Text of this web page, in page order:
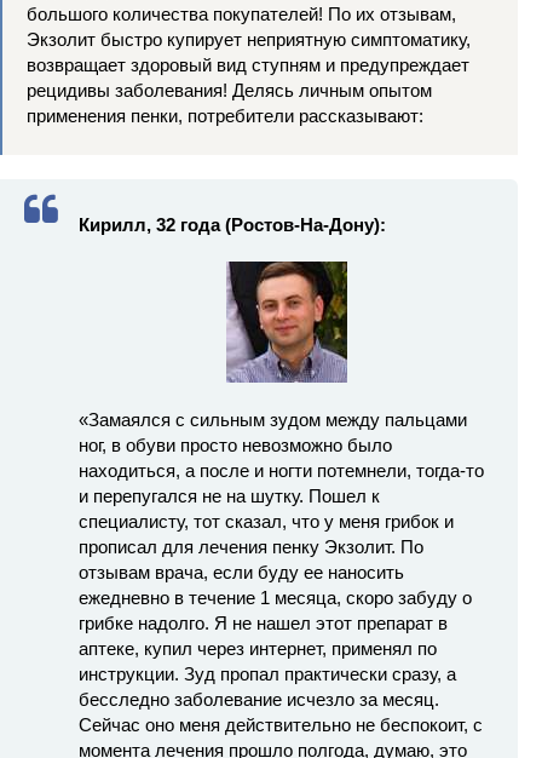
большого количества покупателей! По их отзывам,
Экзолит быстро купирует неприятную симптоматику,
возвращает здоровый вид ступням и предупреждает
рецидивы заболевания! Делясь личным опытом
применения пенки, потребители рассказывают:
Кирилл, 32 года (Ростов-На-Дону):
«Замаялся с сильным зудом между пальцами
ног, в обуви просто невозможно было
находиться, а после и ногти потемнели, тогда-то
и перепугался не на шутку. Пошел к
специалисту, тот сказал, что у меня грибок и
прописал для лечения пенку Экзолит. По
отзывам врача, если буду ее наносить
ежедневно в течение 1 месяца, скоро забуду о
грибке надолго. Я не нашел этот препарат в
аптеке, купил через интернет, применял по
инструкции. Зуд пропал практически сразу, а
бесследно заболевание исчезло за месяц.
Сейчас оно меня действительно не беспокоит, с
момента лечения прошло полгода, думаю, это